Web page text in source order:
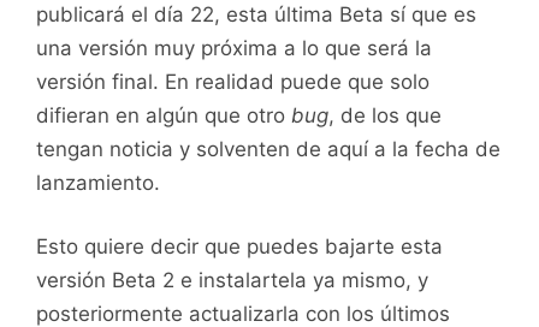
publicará el día 22, esta última Beta sí que es
una versión muy próxima a lo que será la
versión final. En realidad puede que solo
difieran en algún que otro bug, de los que
tengan noticia y solventen de aquí a la fecha de
lanzamiento.
Esto quiere decir que puedes bajarte esta
versión Beta 2 e instalartela ya mismo, y
posteriormente actualizarla con los últimos